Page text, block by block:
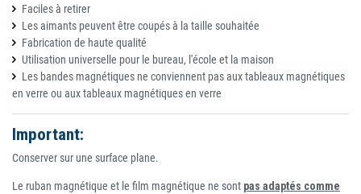
Faciles à retirer
Les aimants peuvent être coupés à la taille souhaitée
Fabrication de haute qualité
Utilisation universelle pour le bureau, l'école et la maison
Les bandes magnétiques ne conviennent pas aux tableaux magnétiques
en verre ou aux tableaux magnétiques en verre
Important:
Conserver sur une surface plane.
Le ruban magnétique et le film magnétique ne sont pas adaptés comme